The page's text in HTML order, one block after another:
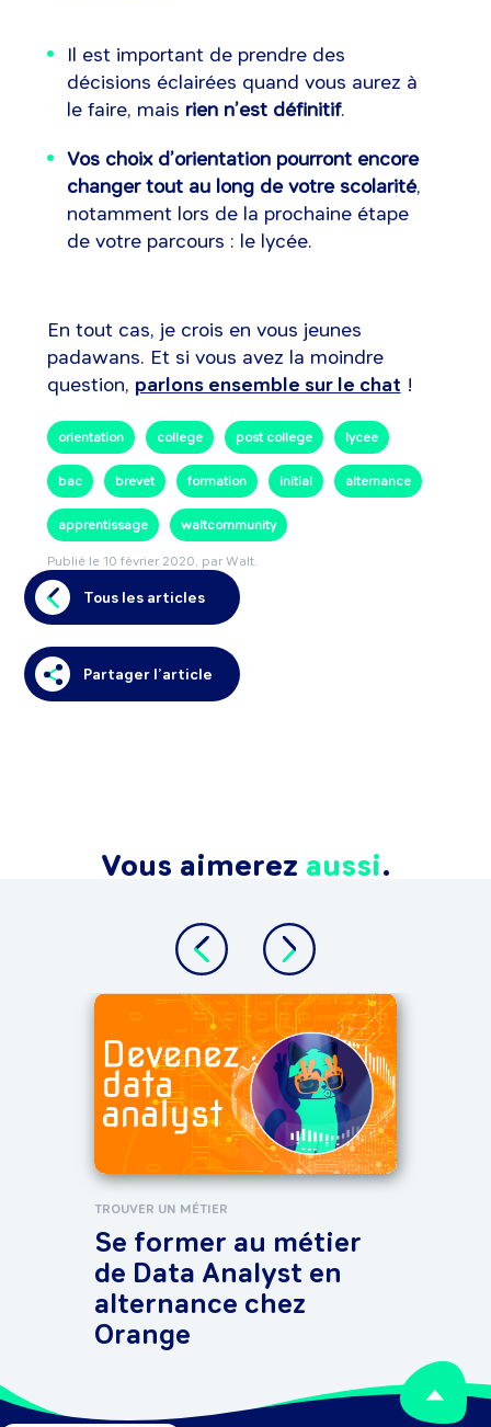
Tous les articles
Partager l’article
Il est important de prendre des
décisions éclairées quand vous aurez à
le faire, mais rien n’est définitif.
Vos choix d’orientation pourront encore
changer tout au long de votre scolarité,
notamment lors de la prochaine étape
de votre parcours : le lycée.
En tout cas, je crois en vous jeunes
padawans. Et si vous avez la moindre
question, parlons ensemble sur le chat !
orientation college post college lycee
bac brevet formation initial alternance
apprentissage waltcommunity
Publié le 10 février 2020, par Walt.
Vous aimerez aussi.
TROUVER UN MÉTIER
Se former au métier
de Data Analyst en
alternance chez
Orange